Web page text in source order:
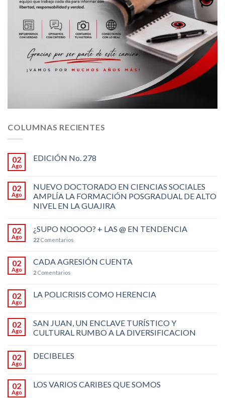
COLUMNAS RECIENTES
02
Ago
EDICIÓN No. 278
02
Ago
NUEVO DOCTORADO EN CIENCIAS SOCIALES
AMPLÍA LA FORMACIÓN POSGRADUAL DE ALTO
NIVEL EN LA GUAJIRA
02
Ago
¿SUPO NOOOO? + LAS @ EN TENDENCIA
22 Comentarios
02
Ago
CADA AGRESIÓN CUENTA
2 Comentarios
02
Ago
LA POLICRISIS COMO HERENCIA
02
Ago
SAN JUAN, UN ENCLAVE TURÍSTICO Y
CULTURAL RUMBO A LA DIVERSIFICACION
02
Ago
DECIBELES
02
Ago
LOS VARIOS CARIBES QUE SOMOS